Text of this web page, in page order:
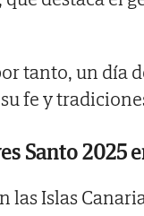
tanto, un día
fe y
Santo 2025
las Islas